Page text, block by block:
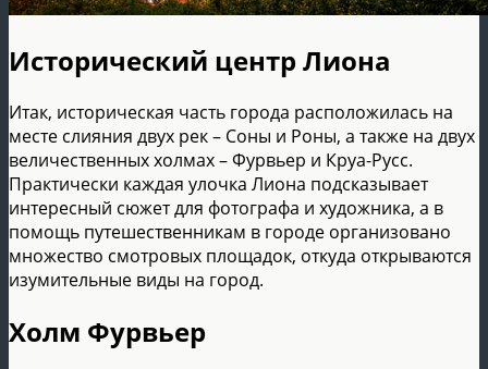
Исторический центр Лиона
Итак, историческая часть города расположилась на
месте слияния двух рек – Соны и Роны, а также на двух
величественных холмах – Фурвьер и Круа-Русс.
Практически каждая улочка Лиона подсказывает
интересный сюжет для фотографа и художника, а в
помощь путешественникам в городе организовано
множество смотровых площадок, откуда открываются
изумительные виды на город.
Холм Фурвьер